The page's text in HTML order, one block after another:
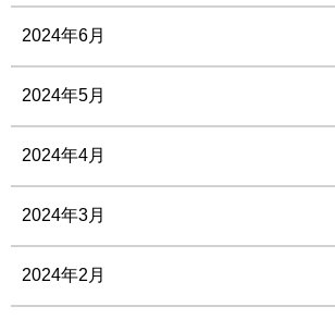
2024年6月
2024年5月
2024年4月
2024年3月
2024年2月